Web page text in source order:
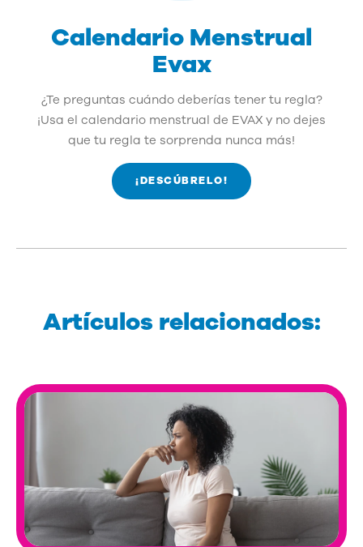
Calendario Menstrual
Evax
¿Te preguntas cuándo deberías tener tu regla?
¡Usa el calendario menstrual de EVAX y no dejes
que tu regla te sorprenda nunca más!
¡DESCÚBRELO!
Artículos relacionados: